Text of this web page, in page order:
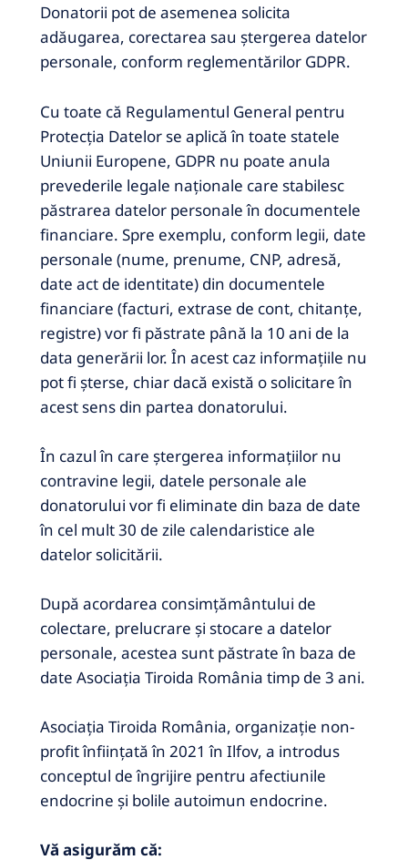
Donatorii pot de asemenea solicita
adăugarea, corectarea sau ștergerea datelor
personale, conform reglementărilor GDPR.
Cu toate că Regulamentul General pentru
Protecția Datelor se aplică în toate statele
Uniunii Europene, GDPR nu poate anula
prevederile legale naționale care stabilesc
păstrarea datelor personale în documentele
financiare. Spre exemplu, conform legii, date
personale (nume, prenume, CNP, adresă,
date act de identitate) din documentele
financiare (facturi, extrase de cont, chitanțe,
registre) vor fi păstrate până la 10 ani de la
data generării lor. În acest caz informațiile nu
pot fi șterse, chiar dacă există o solicitare în
acest sens din partea donatorului.
În cazul în care ștergerea informațiilor nu
contravine legii, datele personale ale
donatorului vor fi eliminate din baza de date
în cel mult 30 de zile calendaristice ale
datelor solicitării.
După acordarea consimțământului de
colectare, prelucrare și stocare a datelor
personale, acestea sunt păstrate în baza de
date Asociația Tiroida România timp de 3 ani.
Asociația Tiroida România, organizație non-
profit înființată în 2021 în Ilfov, a introdus
conceptul de îngrijire pentru afectiunile
endocrine și bolile autoimun endocrine.
Vă asigurăm că: